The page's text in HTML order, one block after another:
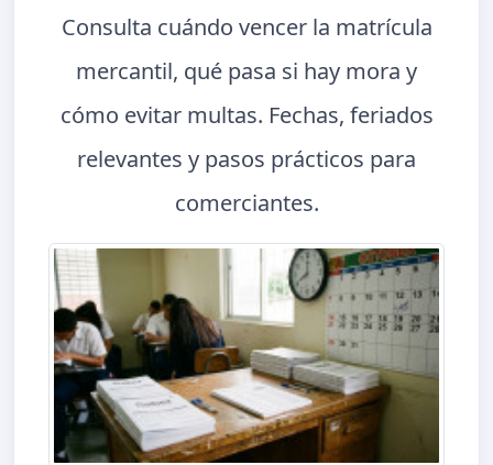
Consulta cuándo vencer la matrícula
mercantil, qué pasa si hay mora y
cómo evitar multas. Fechas, feriados
relevantes y pasos prácticos para
comerciantes.